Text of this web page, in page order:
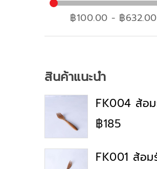
฿100.00 - ฿632.00
สินค้าแนะนำ
฿185